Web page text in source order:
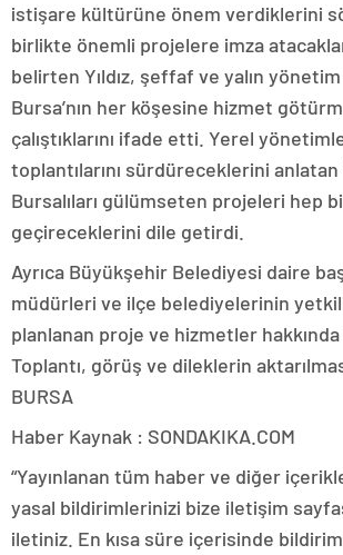
istişare kültürüne önem verdiklerini
birlikte önemli projelere imza
belirten Yıldız, şeffaf ve yalın yönetim
Bursa’nın her köşesine hizmet
çalıştıklarını ifade etti. Yerel
toplantılarını sürdüreceklerini anlatan
Bursalıları gülümseten projeleri hep
geçireceklerini dile getirdi.
Ayrıca Büyükşehir Belediyesi daire
müdürleri ve ilçe belediyelerinin
planlanan proje ve hizmetler hakkında
Toplantı, görüş ve dileklerin
BURSA
Haber Kaynak : SONDAKIKA.COM
“Yayınlanan tüm haber ve diğer
yasal bildirimlerinizi bize iletişim
iletiniz. En kısa süre içerisinde